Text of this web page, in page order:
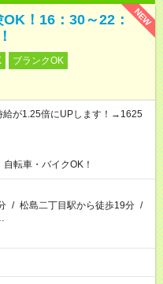
NEW
！16：30～22：
ブランクOK
が1.25倍にUPします！→1625
転車・バイクOK！
/ 松島二丁目駅から徒歩19分 /